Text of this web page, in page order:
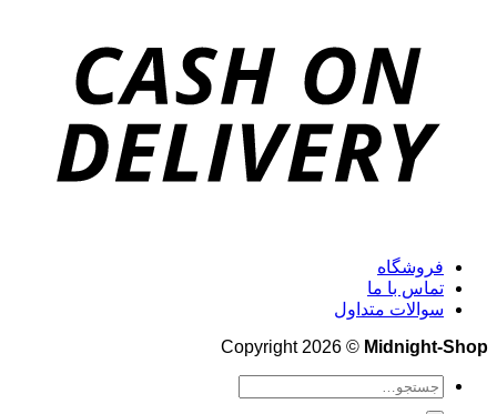
فروشگاه
تماس با ما
سوالات متداول
Copyright 2026 © Midnight-Shop
جستجو